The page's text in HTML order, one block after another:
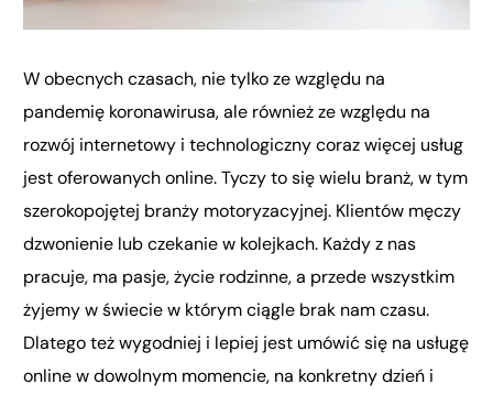
W obecnych czasach, nie tylko ze względu na
pandemię koronawirusa, ale również ze względu na
rozwój internetowy i technologiczny coraz więcej usług
jest oferowanych online. Tyczy to się wielu branż, w tym
szerokopojętej branży motoryzacyjnej. Klientów męczy
dzwonienie lub czekanie w kolejkach. Każdy z nas
pracuje, ma pasje, życie rodzinne, a przede wszystkim
żyjemy w świecie w którym ciągle brak nam czasu.
Dlatego też wygodniej i lepiej jest umówić się na usługę
online w dowolnym momencie, na konkretny dzień i